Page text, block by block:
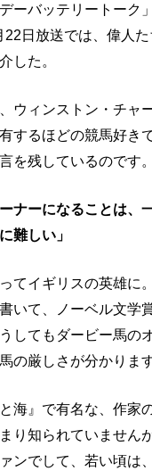
ーバッテリートーク
22日放送では、偉人
した。
ウィンストン・チャ
するほどの競馬好き
を残しているのです。
ナーになることは、
難しい」
てイギリスの英雄に
いて、ノーベル文学
してもダービー馬の
の厳しさが分かります
海』で有名な、作家
り知られていません
ンでして、若い頃は